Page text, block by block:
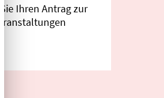
Ihren Antrag zur